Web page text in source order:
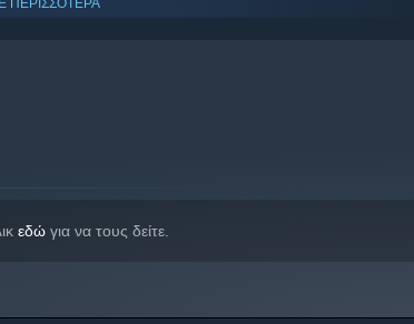
ΠΕΡΙΣΣΟΤΕΡΑ
εδώ για να τους δείτε.